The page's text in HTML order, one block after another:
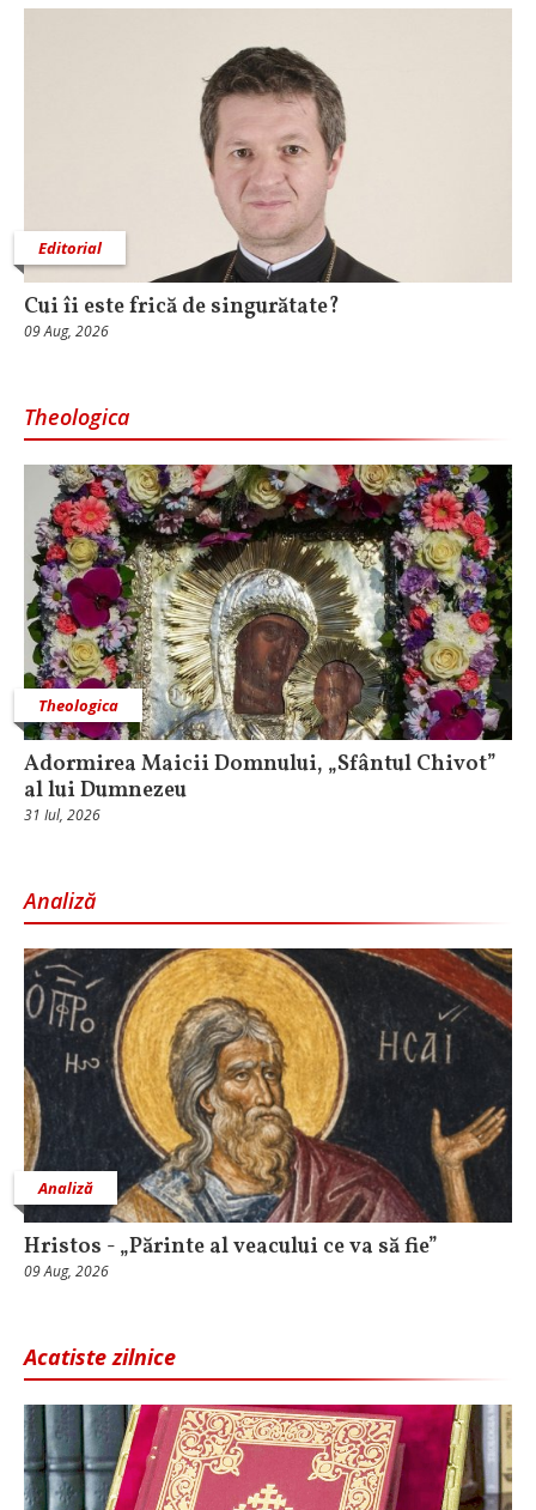
Editorial
Cui îi este frică de singurătate?
09 Aug, 2026
Theologica
Theologica
Adormirea Maicii Domnului, „Sfântul Chivot”
al lui Dumnezeu
31 Iul, 2026
Analiză
Analiză
Hristos - „Părinte al veacului ce va să fie”
09 Aug, 2026
Acatiste zilnice